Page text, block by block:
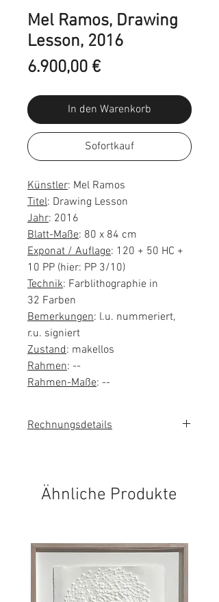
Mel Ramos, Drawing
Lesson, 2016
6.900,00 €Preis
In den Warenkorb
Sofortkauf
Künstler: Mel Ramos
Titel: Drawing Lesson
Jahr: 2016
Blatt-Maße: 80 x 84 cm
Exponat / Auflage: 120 + 50 HC +
10 PP (hier: PP 3/10)
Technik: Farblithographie in
32 Farben
Bemerkungen: l.u. nummeriert,
r.u. signiert
Zustand: makellos
Rahmen: --
Rahmen-Maße: --
Rechnungsdetails
keine Umsatzsteuer auf der
Rechnung ausgewiesen.
Ähnliche Produkte